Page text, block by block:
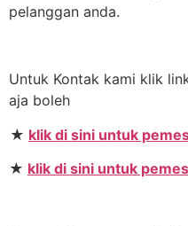
pelanggan anda.
Untuk Kontak kami klik
aja boleh
★ klik di sini untuk
★ klik di sini untuk